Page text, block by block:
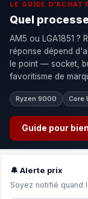
LE GUIDE D'ACHAT
Quel
AM5 ou LGA1851 ?
réponse dépend
le point — socket,
favoritisme de
Ryzen 9000 Core
Guide pour
🔔 Alerte prix
Soyez notifié quand